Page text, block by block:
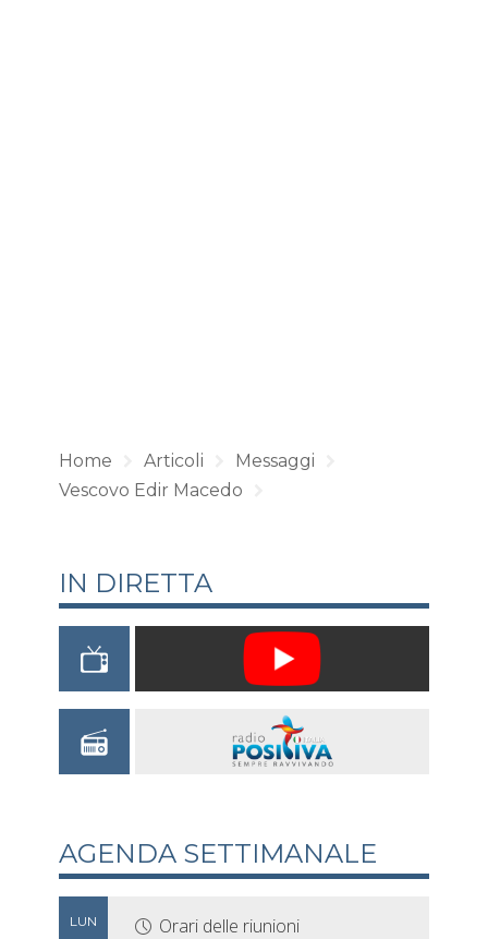
Home Articoli
Messaggi
Vescovo Edir Macedo
IN DIRETTA
AGENDA SETTIMANALE
LUN Orari delle riunioni